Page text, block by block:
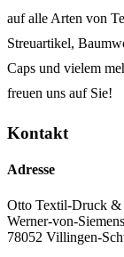
auf alle Arten von
Streuartikel,
Caps und vielem
freuen uns auf Sie!
Kontakt
Adresse
Otto Textil-Druck &
Werner-von-
78052 Villingen-